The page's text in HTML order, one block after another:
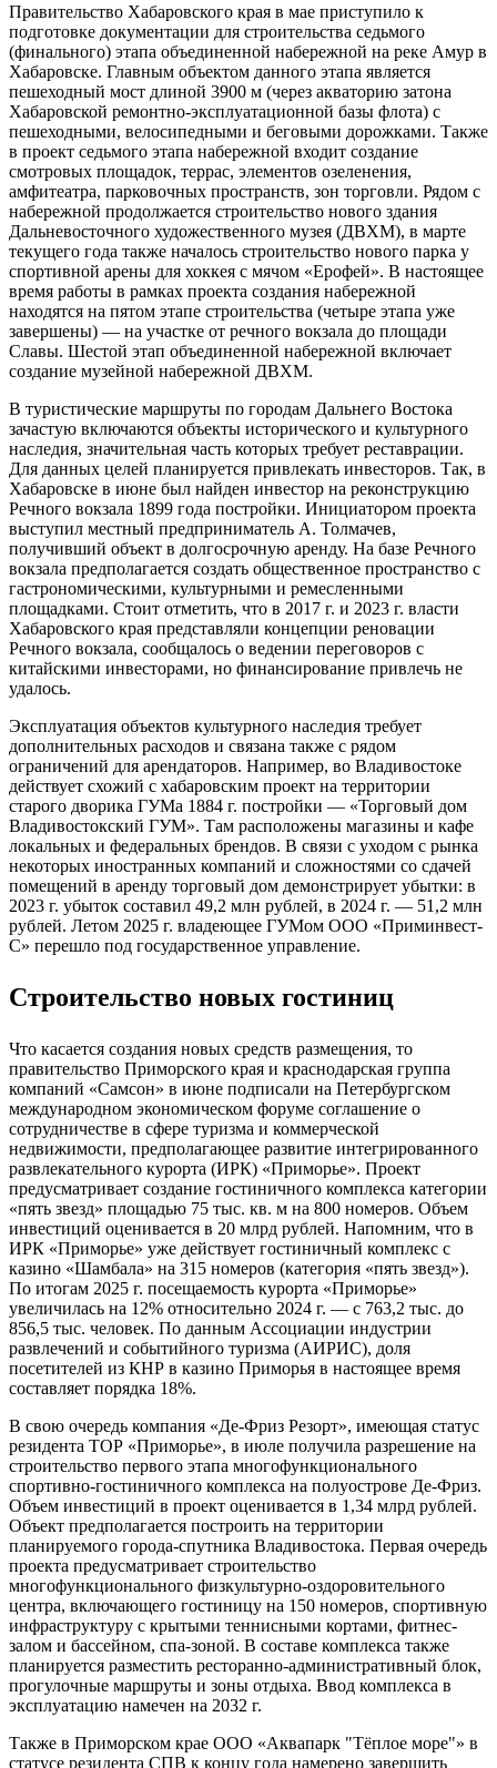
Правительство Хабаровского края в мае приступило к
подготовке документации для строительства седьмого
(финального) этапа объединенной набережной на реке Амур в
Хабаровске. Главным объектом данного этапа является
пешеходный мост длиной 3900 м (через акваторию затона
Хабаровской ремонтно-эксплуатационной базы флота) с
пешеходными, велосипедными и беговыми дорожками. Также
в проект седьмого этапа набережной входит создание
смотровых площадок, террас, элементов озеленения,
амфитеатра, парковочных пространств, зон торговли. Рядом с
набережной продолжается строительство нового здания
Дальневосточного художественного музея (ДВХМ), в марте
текущего года также началось строительство нового парка у
спортивной арены для хоккея с мячом «Ерофей». В настоящее
время работы в рамках проекта создания набережной
находятся на пятом этапе строительства (четыре этапа уже
завершены) — на участке от речного вокзала до площади
Славы. Шестой этап объединенной набережной включает
создание музейной набережной ДВХМ.
В туристические маршруты по городам Дальнего Востока
зачастую включаются объекты исторического и культурного
наследия, значительная часть которых требует реставрации.
Для данных целей планируется привлекать инвесторов. Так, в
Хабаровске в июне был найден инвестор на реконструкцию
Речного вокзала 1899 года постройки. Инициатором проекта
выступил местный предприниматель А. Толмачев,
получивший объект в долгосрочную аренду. На базе Речного
вокзала предполагается создать общественное пространство с
гастрономическими, культурными и ремесленными
площадками. Стоит отметить, что в 2017 г. и 2023 г. власти
Хабаровского края представляли концепции реновации
Речного вокзала, сообщалось о ведении переговоров с
китайскими инвесторами, но финансирование привлечь не
удалось.
Эксплуатация объектов культурного наследия требует
дополнительных расходов и связана также с рядом
ограничений для арендаторов. Например, во Владивостоке
действует схожий с хабаровским проект на территории
старого дворика ГУМа 1884 г. постройки — «Торговый дом
Владивостокский ГУМ». Там расположены магазины и кафе
локальных и федеральных брендов. В связи с уходом с рынка
некоторых иностранных компаний и сложностями со сдачей
помещений в аренду торговый дом демонстрирует убытки: в
2023 г. убыток составил 49,2 млн рублей, в 2024 г. — 51,2 млн
рублей. Летом 2025 г. владеющее ГУМом ООО «Приминвест-
С» перешло под государственное управление.
Строительство новых гостиниц
Что касается создания новых средств размещения, то
правительство Приморского края и краснодарская группа
компаний «Самсон» в июне подписали на Петербургском
международном экономическом форуме соглашение о
сотрудничестве в сфере туризма и коммерческой
недвижимости, предполагающее развитие интегрированного
развлекательного курорта (ИРК) «Приморье». Проект
предусматривает создание гостиничного комплекса категории
«пять звезд» площадью 75 тыс. кв. м на 800 номеров. Объем
инвестиций оценивается в 20 млрд рублей. Напомним, что в
ИРК «Приморье» уже действует гостиничный комплекс с
казино «Шамбала» на 315 номеров (категория «пять звезд»).
По итогам 2025 г. посещаемость курорта «Приморье»
увеличилась на 12% относительно 2024 г. — с 763,2 тыс. до
856,5 тыс. человек. По данным Ассоциации индустрии
развлечений и событийного туризма (АИРИС), доля
посетителей из КНР в казино Приморья в настоящее время
составляет порядка 18%.
В свою очередь компания «Де-Фриз Резорт», имеющая статус
резидента ТОР «Приморье», в июле получила разрешение на
строительство первого этапа многофункционального
спортивно-гостиничного комплекса на полуострове Де-Фриз.
Объем инвестиций в проект оценивается в 1,34 млрд рублей.
Объект предполагается построить на территории
планируемого города-спутника Владивостока. Первая очередь
проекта предусматривает строительство
многофункционального физкультурно-оздоровительного
центра, включающего гостиницу на 150 номеров, спортивную
инфраструктуру с крытыми теннисными кортами, фитнес-
залом и бассейном, спа-зоной. В составе комплекса также
планируется разместить ресторанно-административный блок,
прогулочные маршруты и зоны отдыха. Ввод комплекса в
эксплуатацию намечен на 2032 г.
Также в Приморском крае ООО «Аквапарк "Тёплое море"» в
статусе резидента СПВ к концу года намерено завершить